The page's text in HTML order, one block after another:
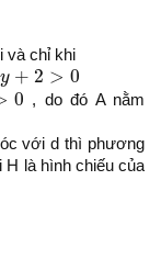
và chỉ khi
y + 2 > 0
0 , do đó A nằm
với d thì phương
H là hình chiếu của